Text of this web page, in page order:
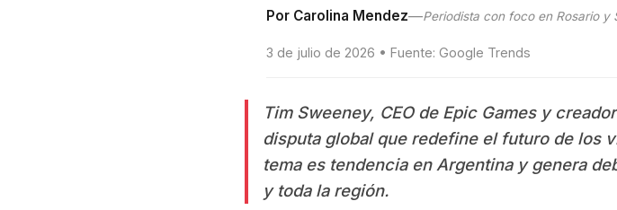
Por Carolina Mendez—Periodista con foco en Rosario y
3 de julio de 2026 • Fuente: Google Trends
Tim Sweeney, CEO de Epic Games y
disputa global que redefine el futuro de los
tema es tendencia en Argentina y genera
y toda la región.